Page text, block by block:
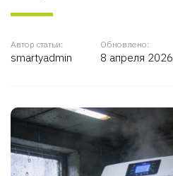
Автор статьи:
smartyadmin
Обновлено:
8 апреля 2026